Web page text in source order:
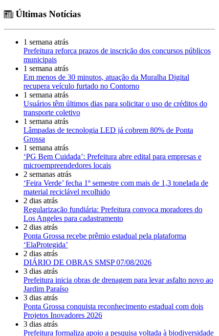
Últimas Notícias
1 semana atrás
Prefeitura reforça prazos de inscrição dos concursos públicos
municipais
1 semana atrás
Em menos de 30 minutos, atuação da Muralha Digital
recupera veículo furtado no Contorno
1 semana atrás
Usuários têm últimos dias para solicitar o uso de créditos do
transporte coletivo
1 semana atrás
Lâmpadas de tecnologia LED já cobrem 80% de Ponta
Grossa
1 semana atrás
‘PG Bem Cuidada’: Prefeitura abre edital para empresas e
microempreendedores locais
2 semanas atrás
‘Feira Verde’ fecha 1º semestre com mais de 1,3 tonelada de
material reciclável recolhido
2 dias atrás
Regularização fundiária: Prefeitura convoca moradores do
Los Angeles para cadastramento
2 dias atrás
Ponta Grossa recebe prêmio estadual pela plataforma
‘ElaProtegida’
2 dias atrás
DIÁRIO DE OBRAS SMSP 07/08/2026
3 dias atrás
Prefeitura inicia obras de drenagem para levar asfalto novo ao
Jardim Paraíso
3 dias atrás
Ponta Grossa conquista reconhecimento estadual com dois
Projetos Inovadores 2026
3 dias atrás
Prefeitura formaliza apoio a pesquisa voltada à biodiversidade